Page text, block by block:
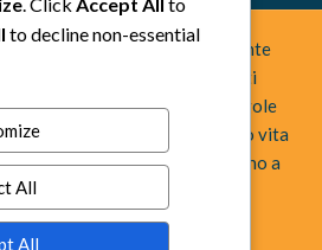
è uno studio creativo indipendente
giochi da tavolo e fumetti
esperienze che uniscono regole
forte identità artistica, dando vita
stimolano la mente e invitano a
to decline non-essential
All
All